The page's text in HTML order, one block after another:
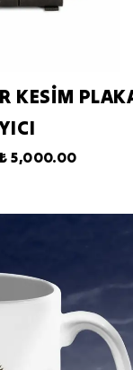
KESİM
₺ 5,000.00